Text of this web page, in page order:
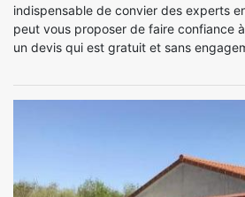
indispensable de convier des experts
peut vous proposer de faire confiance
un devis qui est gratuit et sans